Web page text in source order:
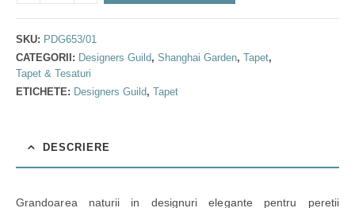
SKU: PDG653/01
CATEGORII: Designers Guild, Shanghai Garden, Tapet,
Tapet & Tesaturi
ETICHETE: Designers Guild, Tapet
DESCRIERE
Grandoarea naturii in designuri elegante pentru peretii